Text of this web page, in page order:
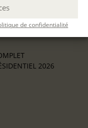
de confidentialité
2026